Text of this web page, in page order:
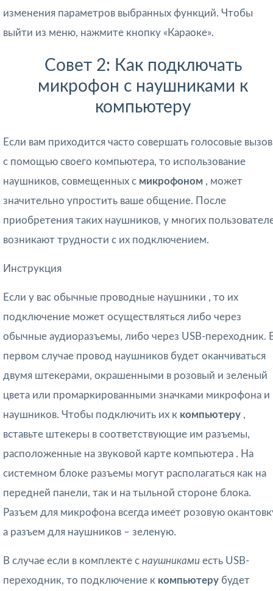
изменения параметров выбранных функций. Чтобы
выйти из меню, нажмите кнопку «Караоке».
Совет 2: Как подключать
микрофон с наушниками к
компьютеру
Если вам приходится часто совершать голосовые
с помощью своего компьютера, то использование
наушников, совмещенных с микрофоном , может
значительно упростить ваше общение. После
приобретения таких наушников, у многих
возникают трудности с их подключением.
Инструкция
Если у вас обычные проводные наушники , то их
подключение может осуществляться либо через
обычные аудиоразъемы, либо через USB-переходник.
первом случае провод наушников будет оканчиваться
двумя штекерами, окрашенными в розовый и зеленый
цвета или промаркированными значками микрофона и
наушников. Чтобы подключить их к компьютеру ,
вставьте штекеры в соответствующие им разъемы,
расположенные на звуковой карте компьютера . На
системном блоке разъемы могут располагаться как на
передней панели, так и на тыльной стороне блока.
Разъем для микрофона всегда имеет розовую
а разъем для наушников – зеленую.
В случае если в комплекте с наушниками есть USB-
переходник, то подключение к компьютеру будет